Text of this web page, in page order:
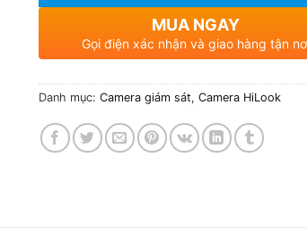
MUA NGAY
Gọi điện xác nhận và giao hàng tận
Danh mục: Camera giám sát, Camera HiLook